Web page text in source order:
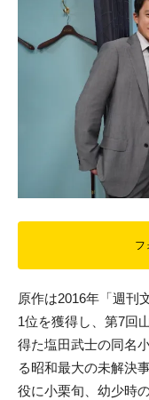
フ
原作は2016年「週刊
1位を獲得し、第7回
得た塩田武士の同名
る昭和最大の未解決
役に小栗旬、幼少時